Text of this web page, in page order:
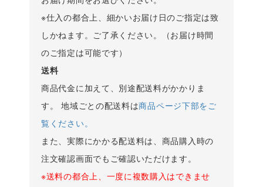
※仕入の都合上、細かいお届け日のご指定は致
しかねます。ご了承ください。（お届け時間
のご指定は可能です）
送料
商品代金に加えて、別途配送料がかかりま
す。 地域ごとの配送料は商品ページ下部をご
覧ください。
また、実際にかかる配送料は、商品購入時の
注文確認画面でもご確認いただけます。
※送料の都合上、一度に複数購入はできませ